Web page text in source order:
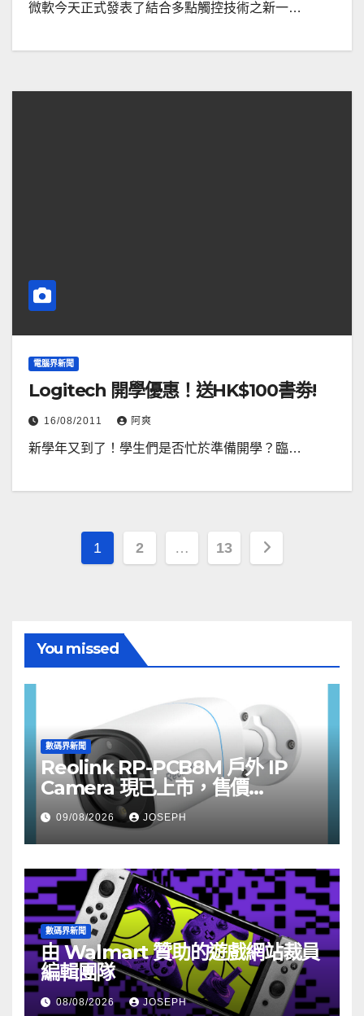
微軟今天正式發表了結合多點觸控技術之新一…
電腦界新聞
Logitech 開學優惠！送HK$100書劵!
16/08/2011 阿爽
新學年又到了！學生們是否忙於準備開學？臨…
文
頁
1 2 … 13
You missed
數碼界新聞
Reolink RP-PCB8M 戶外 IP
Camera 現已上市，售價
HK$722
09/08/2026 JOSEPH
數碼界新聞
由 Walmart 贊助的遊戲網站裁員
編輯團隊
08/08/2026 JOSEPH